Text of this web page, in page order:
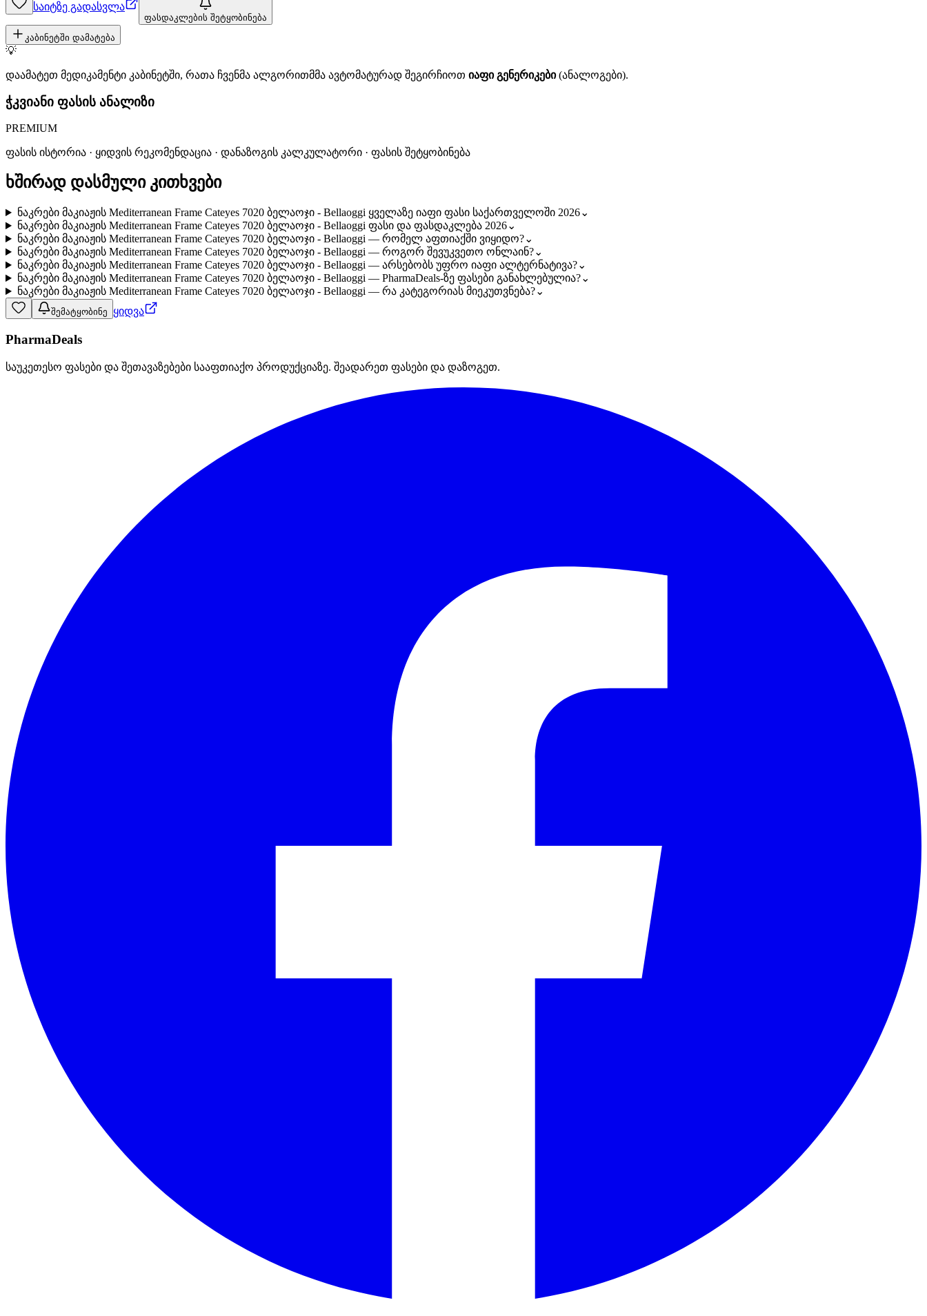
საიტზე გადასვლა
ფასდაკლების შეტყობინება
კაბინეტში დამატება
💡
დაამატეთ მედიკამენტი კაბინეტში, რათა ჩვენმა ალგორითმმა ავტომატურად შეგირჩიოთ იაფი გენერიკები(ანალოგები).
ჭკვიანი ფასის ანალიზი
PREMIUM
ფასის ისტორია · ყიდვის რეკომენდაცია · დანაზოგის კალკულატორი · ფასის შეტყობინება
ხშირად დასმული კითხვები
ნაკრები მაკიაჟის Mediterranean Frame Cateyes 7020 ბელაოჯი - Bellaoggi ყველაზე იაფი ფასი საქართველოში 2026⌄
ნაკრები მაკიაჟის Mediterranean Frame Cateyes 7020 ბელაოჯი - Bellaoggi ფასი და ფასდაკლება 2026⌄
ნაკრები მაკიაჟის Mediterranean Frame Cateyes 7020 ბელაოჯი - Bellaoggi — რომელ აფთიაქში ვიყიდო?⌄
ნაკრები მაკიაჟის Mediterranean Frame Cateyes 7020 ბელაოჯი - Bellaoggi — როგორ შევუკვეთო ონლაინ?⌄
ნაკრები მაკიაჟის Mediterranean Frame Cateyes 7020 ბელაოჯი - Bellaoggi — არსებობს უფრო იაფი ალტერნატივა?⌄
ნაკრები მაკიაჟის Mediterranean Frame Cateyes 7020 ბელაოჯი - Bellaoggi — PharmaDeals-ზე ფასები განახლებულია?⌄
ნაკრები მაკიაჟის Mediterranean Frame Cateyes 7020 ბელაოჯი - Bellaoggi — რა კატეგორიას მიეკუთვნება?⌄
შემატყობინე ყიდვა
PharmaDeals
საუკეთესო ფასები და შეთავაზებები სააფთიაქო პროდუქციაზე. შეადარეთ ფასები და დაზოგეთ.